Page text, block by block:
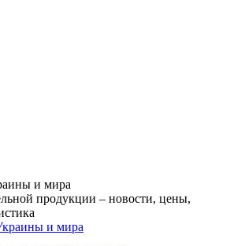
и мира
продукции – новости, цены,